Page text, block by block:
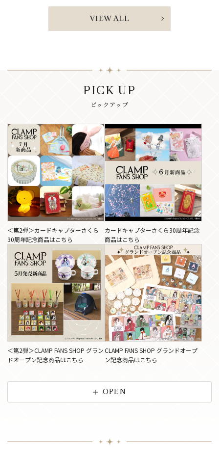
VIEW ALL
PICK UP
ピックアップ
＜第2弾＞カードキャプターさくら
30周年記念商品はこちら
カードキャプターさくら30周年記念
商品はこちら
＜第2弾＞CLAMP FANS SHOP グラン
ドオープン記念商品はこちら
CLAMP FANS SHOP グランドオープ
ン記念商品はこちら
OPEN